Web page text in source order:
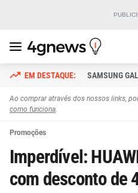
SAMSUNG
Ao comprar através dos nossos links,
como funciona.
Promoções
Imperdível:
com desconto de